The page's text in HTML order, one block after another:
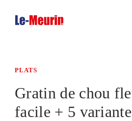
PLATS
Gratin de chou
facile + 5